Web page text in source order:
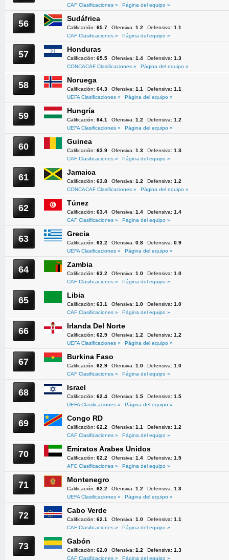
CAF Clasificaciones »
Página del equipo »
56 Sudáfrica
Calificación: 65.7 Ofensiva: 1.2 Defensiva: 1.1
CAF Clasificaciones »
Página del equipo »
57 Honduras
Calificación: 65.5 Ofensiva: 1.4 Defensiva: 1.3
CONCACAF Clasificaciones »
Página del equipo »
58 Noruega
Calificación: 64.3 Ofensiva: 1.1 Defensiva: 1.1
UEFA Clasificaciones »
Página del equipo »
59 Hungría
Calificación: 64.1 Ofensiva: 1.2 Defensiva: 1.2
UEFA Clasificaciones »
Página del equipo »
60 Guinea
Calificación: 63.9 Ofensiva: 1.3 Defensiva: 1.3
CAF Clasificaciones »
Página del equipo »
61 Jamaica
Calificación: 63.8 Ofensiva: 1.2 Defensiva: 1.2
CONCACAF Clasificaciones »
Página del equipo »
62 Túnez
Calificación: 63.4 Ofensiva: 1.4 Defensiva: 1.4
CAF Clasificaciones »
Página del equipo »
63 Grecia
Calificación: 63.2 Ofensiva: 0.8 Defensiva: 0.9
UEFA Clasificaciones »
Página del equipo »
64 Zambia
Calificación: 63.2 Ofensiva: 1.0 Defensiva: 1.0
CAF Clasificaciones »
Página del equipo »
65 Libia
Calificación: 63.1 Ofensiva: 1.0 Defensiva: 1.0
CAF Clasificaciones »
Página del equipo »
66 Irlanda Del Norte
Calificación: 62.9 Ofensiva: 1.2 Defensiva: 1.2
UEFA Clasificaciones »
Página del equipo »
67 Burkina Faso
Calificación: 62.9 Ofensiva: 1.0 Defensiva: 1.0
CAF Clasificaciones »
Página del equipo »
68 Israel
Calificación: 62.4 Ofensiva: 1.5 Defensiva: 1.5
UEFA Clasificaciones »
Página del equipo »
69 Congo RD
Calificación: 62.2 Ofensiva: 1.1 Defensiva: 1.2
CAF Clasificaciones »
Página del equipo »
70 Emiratos Arabes Unidos
Calificación: 62.2 Ofensiva: 1.4 Defensiva: 1.5
AFC Clasificaciones »
Página del equipo »
71 Montenegro
Calificación: 62.2 Ofensiva: 1.2 Defensiva: 1.3
UEFA Clasificaciones »
Página del equipo »
72 Cabo Verde
Calificación: 62.1 Ofensiva: 1.0 Defensiva: 1.1
CAF Clasificaciones »
Página del equipo »
73 Gabón
Calificación: 62.0 Ofensiva: 1.2 Defensiva: 1.3
CAF Clasificaciones »
Página del equipo »